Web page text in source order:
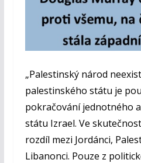
„Palestinský národ
palestinského státu je
pokračování jednotného
státu Izrael. Ve
rozdíl mezi Jordánci,
Libanonci. Pouze z